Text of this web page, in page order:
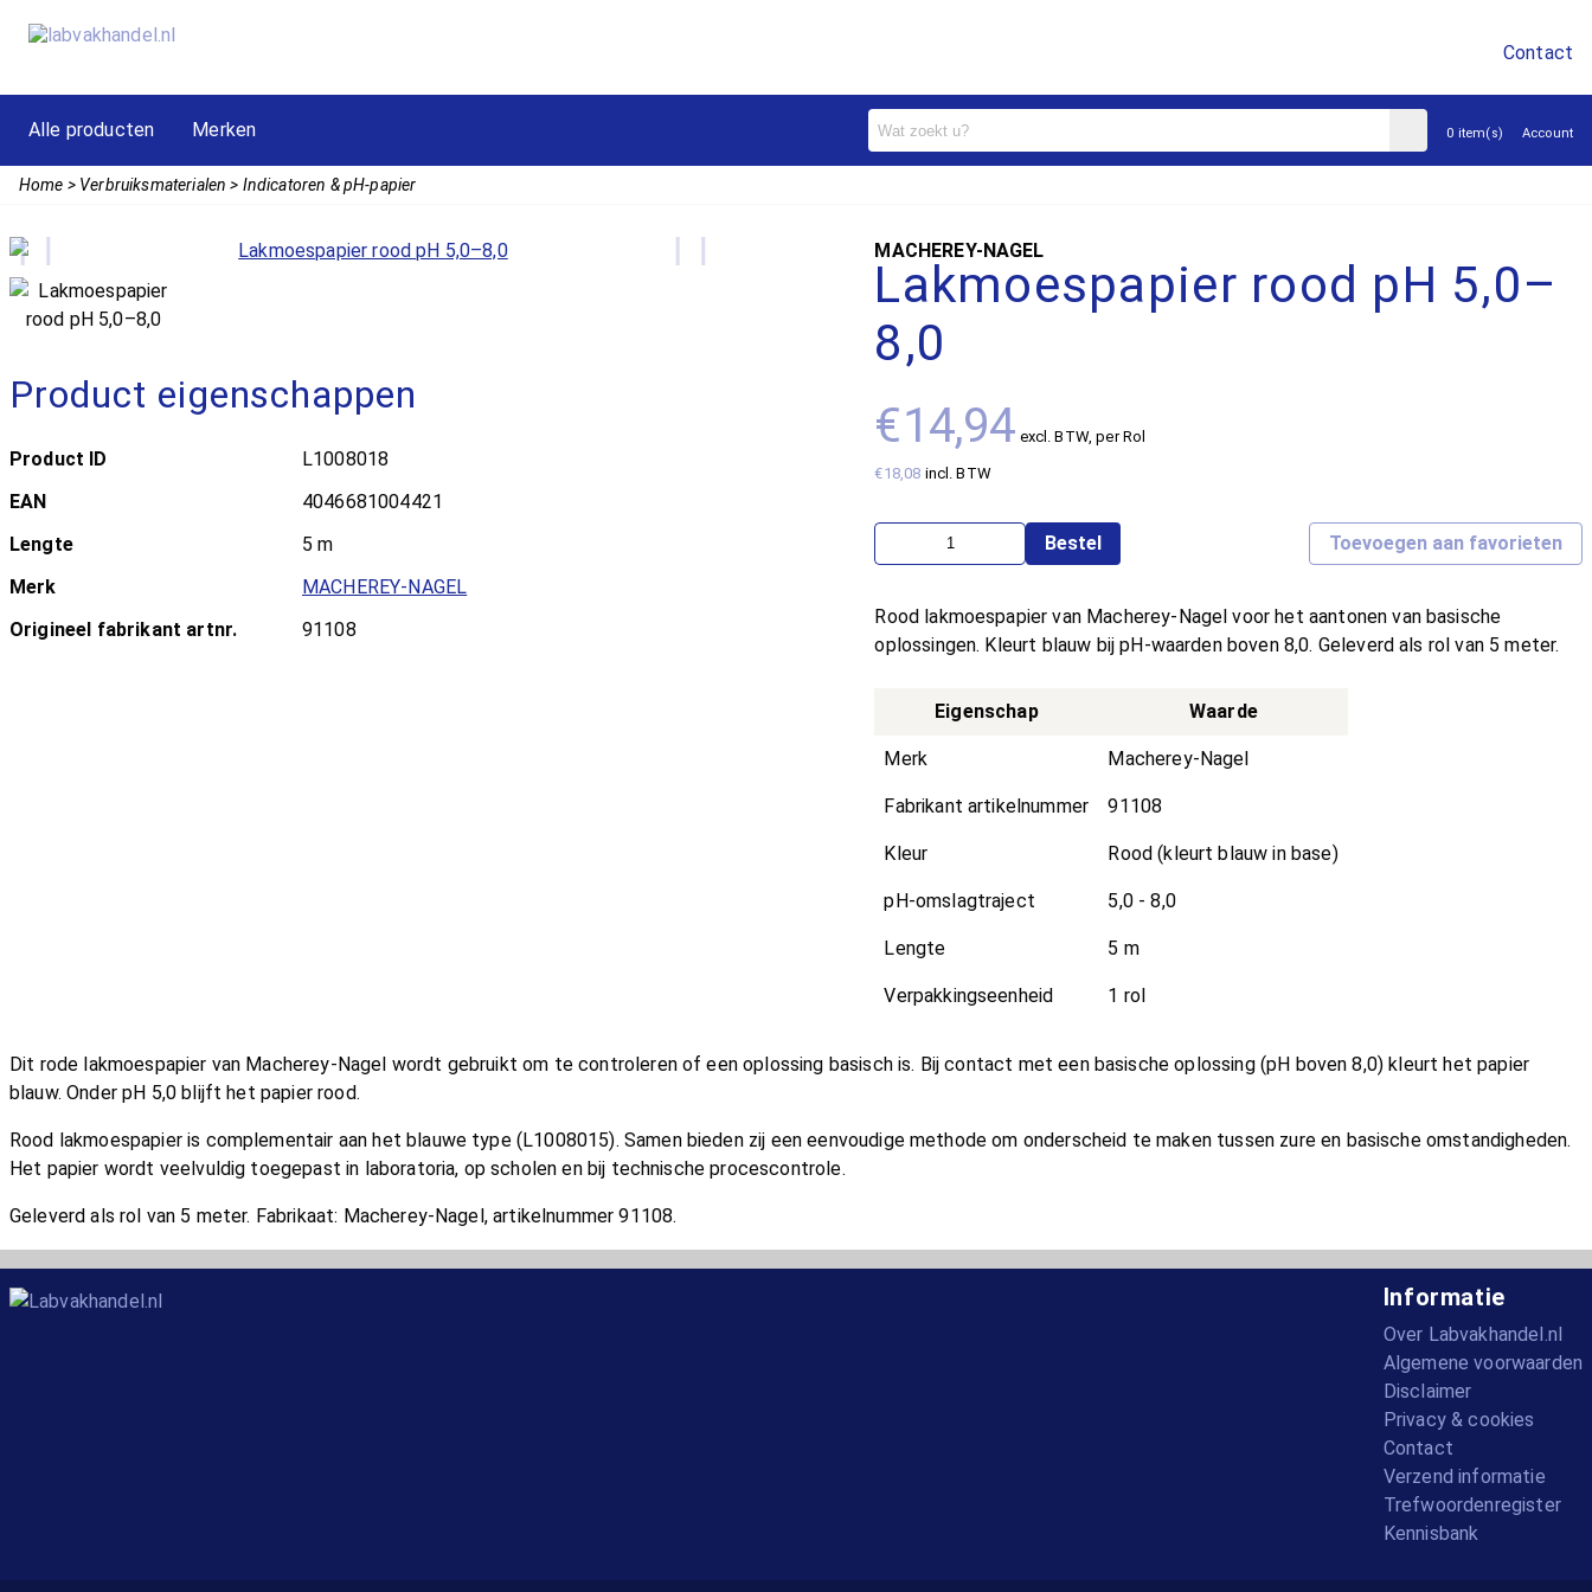
Contact
Alle producten Merken 0 item(s) Account
sluiten
Home Verbruiksmaterialen Indicatoren & pH-papier
Product eigenschappen
Product ID
L1008018
EAN
4046681004421
Lengte
5 m
Merk
MACHEREY-NAGEL
Origineel fabrikant artnr.
91108
MACHEREY-NAGEL
Lakmoespapier rood pH 5,0–
8,0
€14,94 excl. BTW, per Rol
€18,08 incl. BTW
Bestel Toevoegen aan favorieten
Rood lakmoespapier van Macherey-Nagel voor het aantonen van basische
oplossingen. Kleurt blauw bij pH-waarden boven 8,0. Geleverd als rol van 5 meter.
Eigenschap Waarde
Merk Macherey-Nagel
Fabrikant artikelnummer 91108
Kleur Rood (kleurt blauw in base)
pH-omslagtraject 5,0 - 8,0
Lengte 5 m
Verpakkingseenheid 1 rol
Dit rode lakmoespapier van Macherey-Nagel wordt gebruikt om te controleren of een oplossing basisch is. Bij contact met een basische oplossing (pH boven 8,0) kleurt het papier
blauw. Onder pH 5,0 blijft het papier rood.
Rood lakmoespapier is complementair aan het blauwe type (L1008015). Samen bieden zij een eenvoudige methode om onderscheid te maken tussen zure en basische omstandigheden.
Het papier wordt veelvuldig toegepast in laboratoria, op scholen en bij technische procescontrole.
Geleverd als rol van 5 meter. Fabrikaat: Macherey-Nagel, artikelnummer 91108.
Informatie
Over Labvakhandel.nl
Algemene voorwaarden
Disclaimer
Privacy & cookies
Contact
Verzend informatie
Trefwoordenregister
Kennisbank